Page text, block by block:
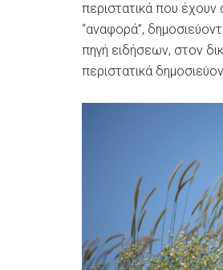
περιστατικά που
“αναφορά”,
πηγή ειδήσεων, στον
περιστατικά